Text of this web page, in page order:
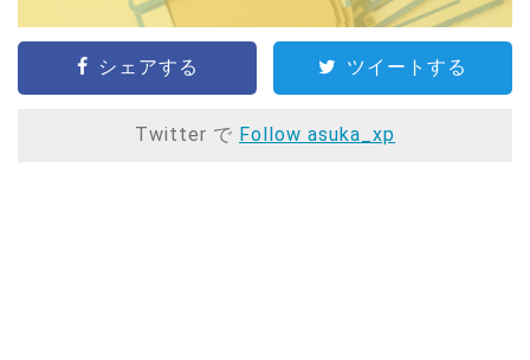
シェアする ツイートする
Twitter で Follow asuka_xp